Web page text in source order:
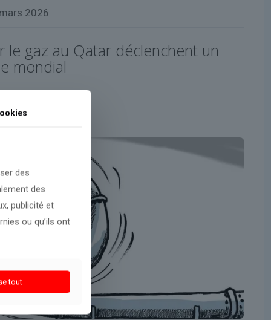
2026
le gaz au Qatar déclenchent un
mondial
des
des
publicité et
ou qu’ils ont
tout